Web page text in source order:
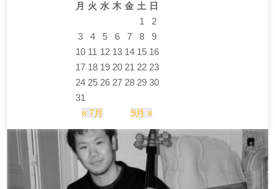
月 火 水 木 金 土 日
1
2
3
4 5 6 7 8
9
10 11 12 13 14 15 16
17 18 19 20 21 22 23
24 25 26 27 28 29 30
31
« 7月
9月 »